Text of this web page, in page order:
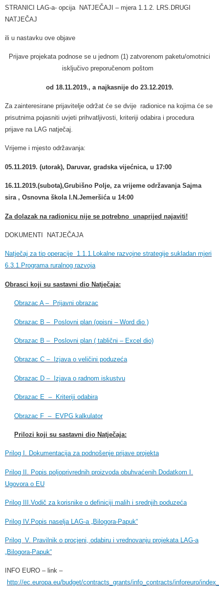
STRANICI LAG-a- opcija NATJEČAJI – mjera 1.1.2. LRS.DRUGI
NATJEČAJ
ili u nastavku ove objave
Prijave projekata podnose se u jednom (1) zatvorenom paketu/omotnici
isključivo preporučenom poštom
od 18.11.2019., a najkasnije do 23.12.2019.
Za zainteresirane prijavitelje održat će se dvije radionice na kojima će se
prisutnima pojasniti uvjeti prihvatljivosti, kriteriji odabira i procedura
prijave na LAG natječaj.
Vrijeme i mjesto održavanja:
05.11.2019. (utorak), Daruvar, gradska vijećnica, u 17:00
16.11.2019.(subota),Grubišno Polje, za vrijeme održavanja Sajma
sira , Osnovna škola I.N.Jemeršića u 14:00
Za dolazak na radionicu nije se potrebno unaprijed najaviti!
DOKUMENTI NATJEČAJA
Natječaj za tip operacije 1.1.1.Lokalne razvojne strategije sukladan mjeri
6.3.1.Programa ruralnog razvoja
Obrasci koji su sastavni dio Natječaja:
Obrazac A – Prijavni obrazac
Obrazac B – Poslovni plan (opisni – Word dio )
Obrazac B – Poslovni plan ( tablični – Excel dio)
Obrazac C – Izjava o veličini poduzeća
Obrazac D – Izjava o radnom iskustvu
Obrazac E – Kriteriji odabira
Obrazac F – EVPG kalkulator
Prilozi koji su sastavni dio Natječaja:
Prilog I. Dokumentacija za podnošenje prijave projekta
Prilog II. Popis poljoprivrednih proizvoda obuhvaćenih Dodatkom I.
Ugovora o EU
Prilog III.Vodič za korisnike o definiciji malih i srednjih poduzeća
Prilog IV.Popis naselja LAG-a „Bilogora-Papuk“
Prilog V. Pravilnik o procjeni, odabiru i vrednovanju projekata LAG-a
„Bilogora-Papuk“
INFO EURO – link –
http://ec.europa.eu/budget/contracts_grants/info_contracts/inforeuro/